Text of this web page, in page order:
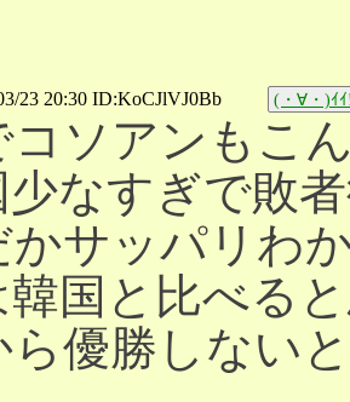
23 20:30 ID:KoCJlVJ0Bb (・∀・)ｲ
コソアンもこ
少なすぎで敗
かサッパリわ
韓国と比べる
ら優勝しない